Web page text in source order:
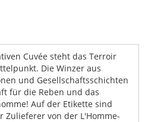
Cuvée steht das Terroir
Die Winzer aus
und Gesellschaftsschichten
für die Reben und das
Auf der Etikette sind
Zulieferer von der L'Homme-